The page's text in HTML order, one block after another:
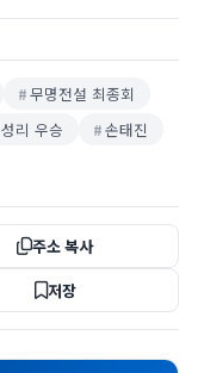
무명전설 최종회
성리 우승
손태진
주소 복사
저장